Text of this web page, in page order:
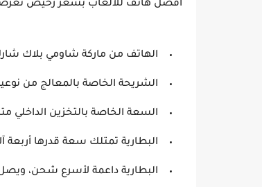
أفضل هاتف للألعاب بسعر رخيص نعرضه
الهاتف من ماركة شاومي بلاك شارك 3 وهو يمتاز بقياس للشاشة الذي يصل لنحو 6.6
الشريحة الخاصة بالمعالج من نوعية
السعة الخاصة بالتخزين الداخلي
البطارية تمتلك سعة قدرها
البطارية داعمة لأسرع شحن،